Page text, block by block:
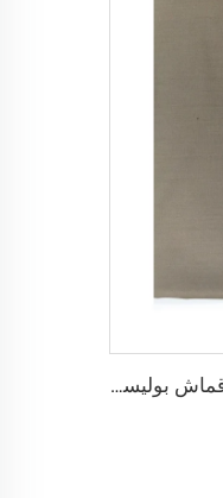
تاجر جملة قماش الثوب العربي للرجال قماش بوليستر مجوف قماش toyobo قميص ثوب عربي